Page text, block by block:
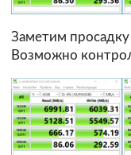
Заметим просадку
Возможно